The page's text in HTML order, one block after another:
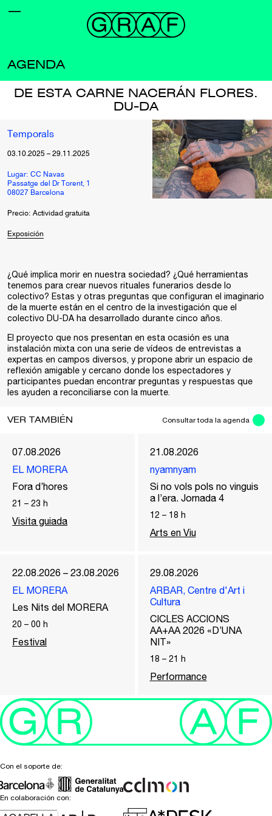
AGENDA
DE ESTA CARNE NACERÁN FLORES.
DU-DA
Temporals
03.10.2025 – 29.11.2025
Lugar: CC Navas
Passatge del Dr Torent, 1
08027 Barcelona
Precio: Actividad gratuita
Exposición
¿Qué implica morir en nuestra sociedad? ¿Qué herramientas
tenemos para crear nuevos rituales funerarios desde lo
colectivo? Estas y otras preguntas que configuran el imaginario
de la muerte están en el centro de la investigación que el
colectivo DU-DA ha desarrollado durante cinco años.
El proyecto que nos presentan en esta ocasión es una
instalación mixta con una serie de vídeos de entrevistas a
expertas en campos diversos, y propone abrir un espacio de
reflexión amigable y cercano donde los espectadores y
participantes puedan encontrar preguntas y respuestas que
les ayuden a reconciliarse con la muerte.
VER TAMBIÉN Consultar toda la agenda
07.08.2026
EL MORERA
Fora d’hores
21 – 23 h
Visita guiada
21.08.2026
nyamnyam
Si no vols pols no vinguis
a l’era. Jornada 4
12 – 18 h
Arts en Viu
22.08.2026 – 23.08.2026
EL MORERA
Les Nits del MORERA
20 – 00 h
Festival
29.08.2026
ARBAR, Centre d'Art i
Cultura
CICLES ACCIONS
AA+AA 2026 «D’UNA
NIT»
18 – 21 h
Performance
Con el soporte de:
En colaboración con: